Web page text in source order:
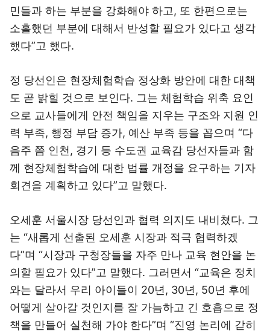
민들과 하는 부분을 강화해야 하고, 또 한편으로는
소홀했던 부분에 대해서 반성할 필요가 있다고 생각
했다”고 했다.
정 당선인은 현장체험학습 정상화 방안에 대한 대책
도 곧 밝힐 것으로 보인다. 그는 체험학습 위축 요인
으로 교사들에게 안전 책임을 지우는 구조와 지원 인
력 부족, 행정 부담 증가, 예산 부족 등을 꼽으며 “다
음주 쯤 인천, 경기 등 수도권 교육감 당선자들과 함
께 현장체험학습에 대한 법률 개정을 요구하는 기자
회견을 계획하고 있다”고 말했다.
오세훈 서울시장 당선인과 협력 의지도 내비쳤다. 그
는 “새롭게 선출된 오세훈 시장과 적극 협력하겠
다”며 “시장과 구청장들을 자주 만나 교육 현안을 논
의할 필요가 있다”고 말했다. 그러면서 “교육은 정치
와는 달라서 우리 아이들이 20년, 30년, 50년 후에
어떻게 살아갈 것인지를 잘 가늠하고 긴 호흡으로 정
책을 만들어 실천해 가야 한다”며 “진영 논리에 갇히